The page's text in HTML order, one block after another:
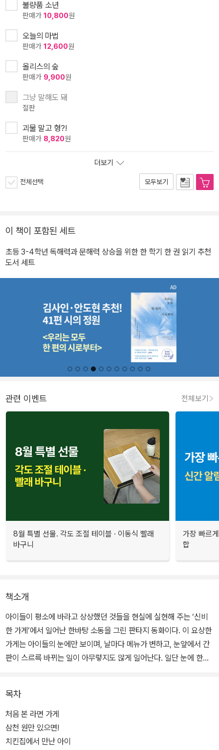
불량품 소년
판매가 10,800원
오늘의 마법
판매가 12,600원
올리스의 숲
판매가 9,900원
그냥 말해도 돼
절판
괴물 말고 형?!
판매가 8,820원
더보기
전체선택 모두보기
이 책이 포함된 세트
초등 3-4학년 독해력과 문해력 상승을 위한 한 학기 한 권 읽기 추천
도서 세트
관련 이벤트 전체보기
8월 특별 선물. 각도 조절 테이블 · 이동식 빨래
바구니
가장 빠르
합
책소개
아이들이 평소에 바라고 상상했던 것들을 현실에 실현해 주는 ‘신비
한 가게’에서 일어난 한바탕 소동을 그린 판타지 동화이다. 이 요상한
가게는 아이들의 눈에만 보이며, 날마다 메뉴가 변하고, 눈앞에서 간
판이 스르륵 바뀌는 일이 아무렇지도 않게 일어난다. 일단 눈에 한번
목차
처음 본 라면 가게
삼천 원만 있으면!
치킨집에서 만난 아이